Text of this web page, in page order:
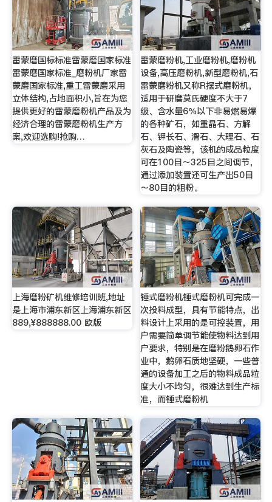
雷蒙磨国标标准雷蒙磨国家标准
雷蒙磨国家标准_磨粉机厂家雷
蒙磨国家标准,重工雷蒙磨采用
立体结构,占地面积小,旨在为您
提供更好的雷蒙磨粉机产品及为
经济合理的雷蒙磨粉机生产方
案,欢迎选购!抢购…
雷蒙磨粉机,工业磨粉机,磨粉机
设备,高压磨粉机,新型磨粉机,石
雷蒙磨粉机又称R摆式磨粉机，
适用于研磨莫氏硬度不大于7
级、含水量6％以下非易燃易爆
的各种矿石，如重晶石、方解
石、钾长石、滑石、大理石、石
灰石及陶瓷等，该机的成品粒度
可在100目～325目之间调节，
通过添加装置还可生产出50目
～80目的粗粉。
上海磨粉矿机维修培训班,地址
是上海市浦东新区上海浦东新区
889,¥888888.00 欧版
锤式磨粉机锤式磨粉机可完成一
次投料成型，具有节能特点，出
料设计上采用的是可控装置，用
户需要简单调节能使物料达到用
户要求，特别是在磨粉鹅卵石作
业中，鹅卵石质地坚硬，一些普
通的设备加工之后的物料成品粒
度大小不均匀，很难达到生产标
准，而锤式磨粉机